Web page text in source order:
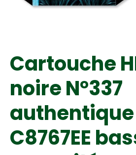
Cartouche
noire N°337
C8767EE